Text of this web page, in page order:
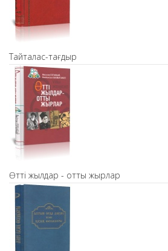
Тайталас-тағдыр
Өтті жылдар - отты жырлар